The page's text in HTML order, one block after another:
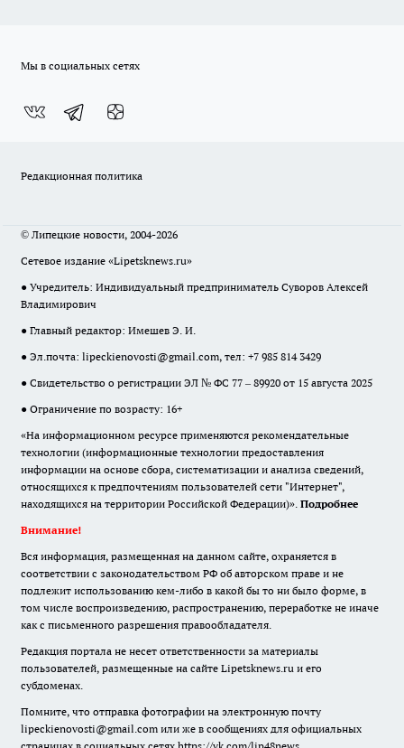
Мы в социальных сетях
Редакционная политика
© Липецкие новости, 2004-2026
Сетевое издание «Lipetsknews.ru»
● Учредитель: Индивидуальный предприниматель Суворов Алексей
Владимирович
● Главный редактор: Имешев Э. И.
● Эл.почта: lipeckienovosti@gmail.com, тел: +7 985 814 3429
● Свидетельство о регистрации ЭЛ № ФС 77 – 89920 от 15 августа 2025
● Ограничение по возрасту: 16+
«На информационном ресурсе применяются рекомендательные
технологии (информационные технологии предоставления
информации на основе сбора, систематизации и анализа сведений,
относящихся к предпочтениям пользователей сети "Интернет",
находящихся на территории Российской Федерации)». Подробнее
Внимание!
Вся информация, размещенная на данном сайте, охраняется в
соответствии с законодательством РФ об авторском праве и не
подлежит использованию кем-либо в какой бы то ни было форме, в
том числе воспроизведению, распространению, переработке не иначе
как с письменного разрешения правообладателя.
Редакция портала не несет ответственности за материалы
пользователей, размещенные на сайте Lipetsknews.ru и его
субдоменах.
Помните, что отправка фотографии на электронную почту
lipeckienovosti@gmail.com или же в сообщениях для официальных